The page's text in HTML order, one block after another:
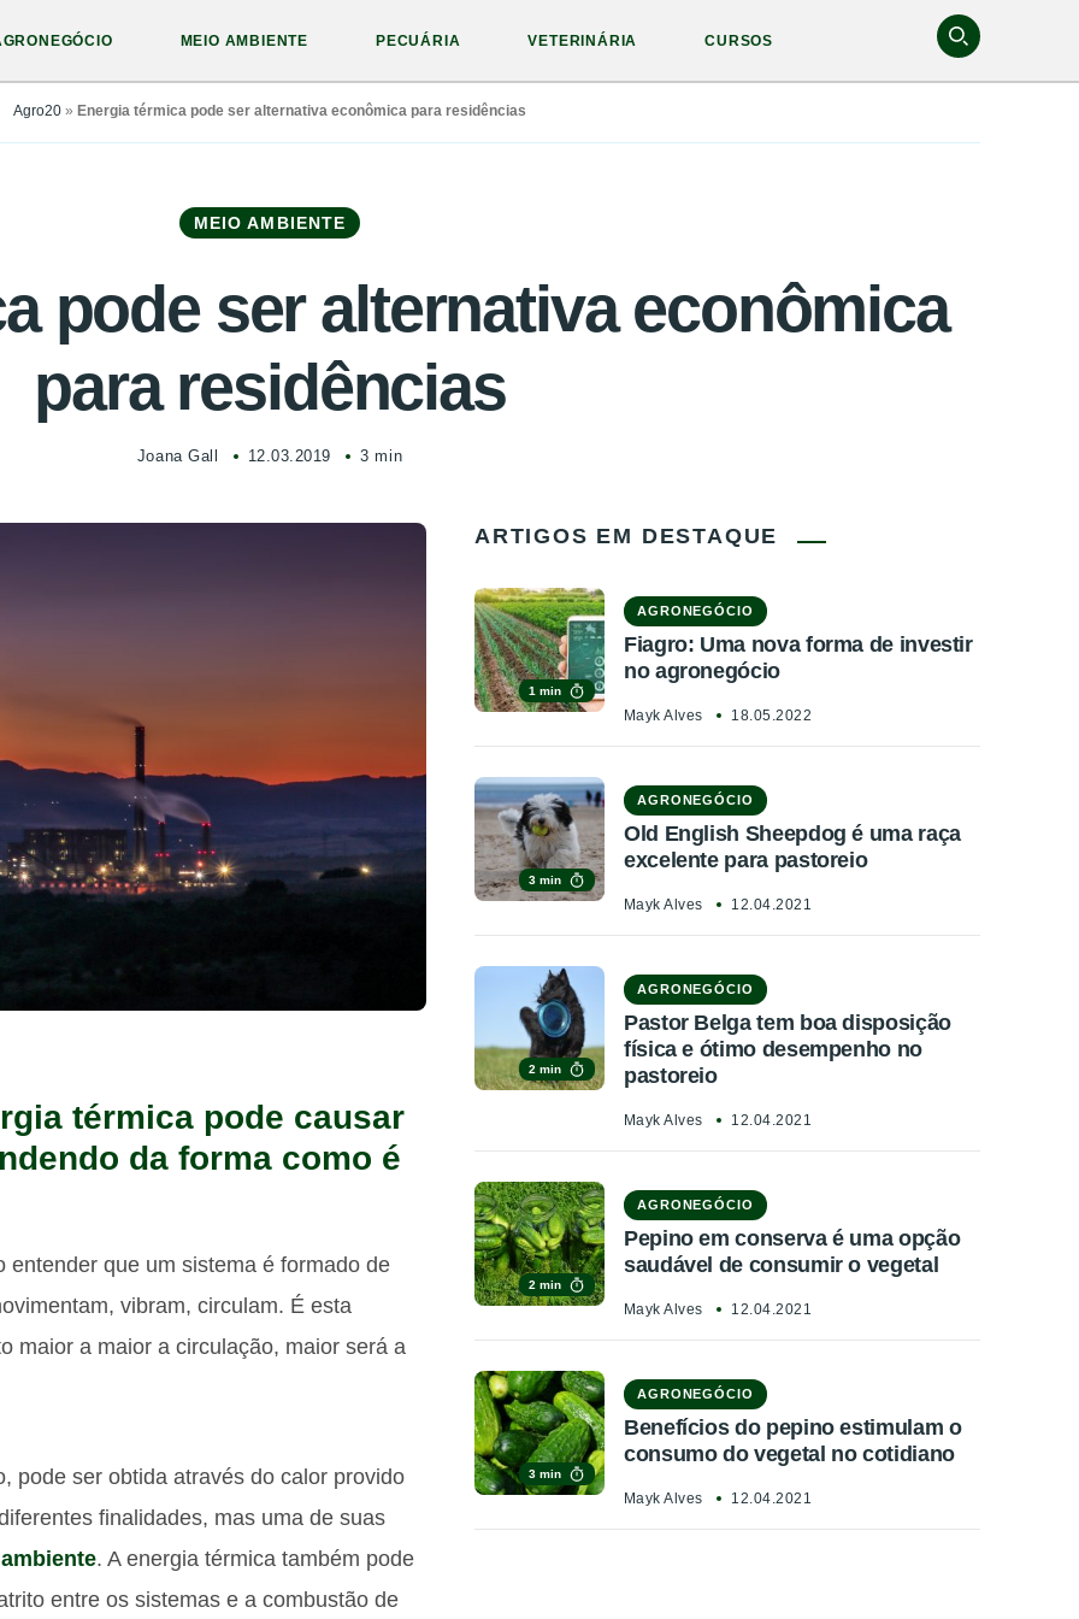
MEIO AMBIENTE PECUÁRIA VETERINÁRIA CURSOS
Agro20 » Energia térmica pode ser alternativa econômica para residências
MEIO AMBIENTE
pode ser alternativa econômica
para residências
Joana Gall 12.03.2019 3 min
térmica pode causar
da forma como é
que um sistema é formado de
vibram, circulam. É esta
maior a maior a circulação, maior será a
pode ser obtida através do calor provido
finalidades, mas uma de suas
. A energia térmica também pode
entre os sistemas e a combustão de
ARTIGOS EM DESTAQUE
1 min
AGRONEGÓCIO
Fiagro: Uma nova forma de investir
no agronegócio
Mayk Alves 18.05.2022
3 min
AGRONEGÓCIO
Old English Sheepdog é uma raça
excelente para pastoreio
Mayk Alves 12.04.2021
2 min
AGRONEGÓCIO
Pastor Belga tem boa disposição
física e ótimo desempenho no
pastoreio
Mayk Alves 12.04.2021
2 min
AGRONEGÓCIO
Pepino em conserva é uma opção
saudável de consumir o vegetal
Mayk Alves 12.04.2021
3 min
AGRONEGÓCIO
Benefícios do pepino estimulam o
consumo do vegetal no cotidiano
Mayk Alves 12.04.2021